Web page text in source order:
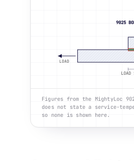
LOAD
LOAD
9025
Figures from the MightyLoc
does not state a service-
so none is shown here.